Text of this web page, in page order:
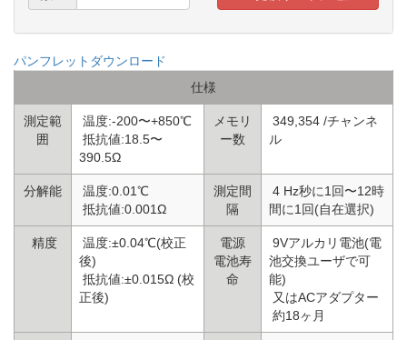
パンフレットダウンロード
仕様
測定範
囲
温度:-200〜+850℃
抵抗値:18.5〜
390.5Ω
メモリ
ー数
349,354 /チャンネ
ル
分解能
温度:0.01℃
抵抗値:0.001Ω
測定間
隔
4 Hz秒に1回〜12時
間に1回(自在選択)
精度
温度:±0.04℃(校正
後)
抵抗値:±0.015Ω (校
正後)
電源
電池寿
命
9Vアルカリ電池(電
池交換ユーザで可
能)
又はACアダプター
約18ヶ月